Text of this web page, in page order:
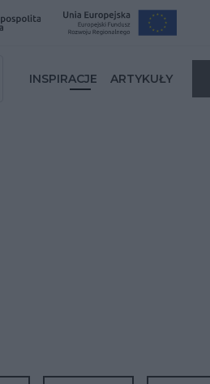
INSPIRACJE ARTYKUŁY